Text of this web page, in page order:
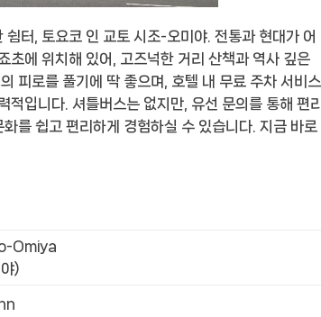
터, 토요코 인 교토 시조-오미야. 전통과 현대가 어
초에 위치해 있어, 고즈넉한 거리 산책과 역사 깊은
피로를 풀기에 딱 좋으며, 호텔 내 무료 주차 서비스
입니다. 셔틀버스는 없지만, 유선 문의를 통해 편리
를 쉽고 편리하게 경험하실 수 있습니다. 지금 바로
Omiya
)